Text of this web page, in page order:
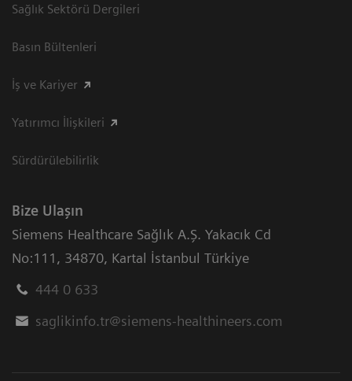
Sağlık Sektörü Dergileri
Basın Bültenleri
İş ve Kariyer
Yatırımcı İlişkileri
Sürdürülebilirlik
Bize Ulaşın
Siemens Healthcare Sağlık A.Ş. Yakacık Cd
No:111 , 34870, Kartal İstanbul Türkiye
444 0 633
saglikinfo.tr@siemens-healthineers.com